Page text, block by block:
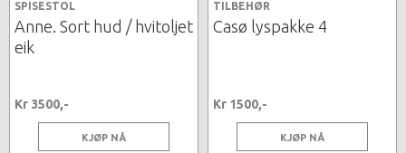
SPISESTOL
Anne. Sort hud / hvitoljet
eik
Kr 3500,-
KJØP NÅ
TILBEHØR
Casø lyspakke 4
Kr 1500,-
KJØP NÅ